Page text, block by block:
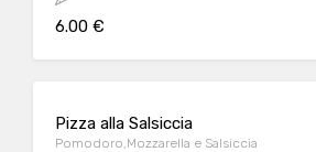
6.00 €
Pizza alla Salsiccia
Pomodoro,Mozzarella e Salsiccia